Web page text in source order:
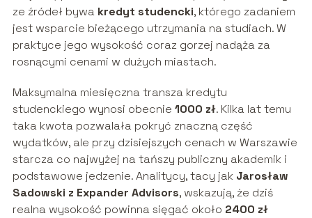
ze źródeł bywa kredyt studencki, którego zadaniem
jest wsparcie bieżącego utrzymania na studiach. W
praktyce jego wysokość coraz gorzej nadąża za
rosnącymi cenami w dużych miastach.
Maksymalna miesięczna transza kredytu
studenckiego wynosi obecnie 1000 zł. Kilka lat temu
taka kwota pozwalała pokryć znaczną część
wydatków, ale przy dzisiejszych cenach w Warszawie
starcza co najwyżej na tańszy publiczny akademik i
podstawowe jedzenie. Analitycy, tacy jak Jarosław
Sadowski z Expander Advisors, wskazują, że dziś
realna wysokość powinna sięgać około 2400 zł